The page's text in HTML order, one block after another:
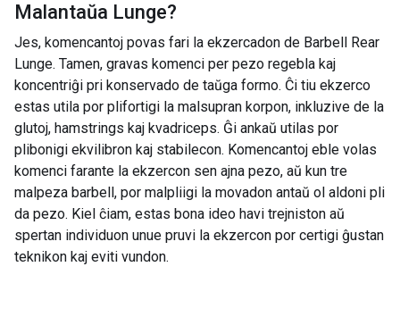
Malantaŭa Lunge?
Jes, komencantoj povas fari la ekzercadon de Barbell Rear
Lunge. Tamen, gravas komenci per pezo regebla kaj
koncentriĝi pri konservado de taŭga formo. Ĉi tiu ekzerco
estas utila por plifortigi la malsupran korpon, inkluzive de la
glutoj, hamstrings kaj kvadriceps. Ĝi ankaŭ utilas por
plibonigi ekvilibron kaj stabilecon. Komencantoj eble volas
komenci farante la ekzercon sen ajna pezo, aŭ kun tre
malpeza barbell, por malpliigi la movadon antaŭ ol aldoni pli
da pezo. Kiel ĉiam, estas bona ideo havi trejniston aŭ
spertan individuon unue pruvi la ekzercon por certigi ĝustan
teknikon kaj eviti vundon.